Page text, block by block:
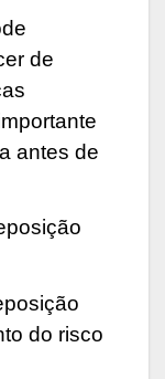
de
antes de
do risco